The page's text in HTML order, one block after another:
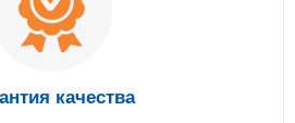
качества